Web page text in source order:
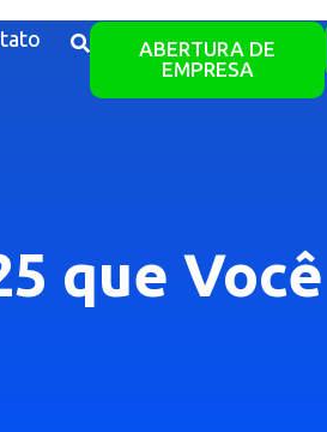
ABERTURA DE
EMPRESA
que